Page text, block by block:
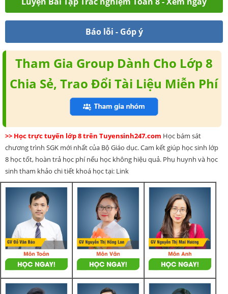
Báo lỗi - Góp ý
Tham Gia Group Dành Cho Lớp 8
Chia Sẻ, Trao Đổi Tài Liệu Miễn Phí
>> Học trực tuyến lớp 8 trên Tuyensinh247.com Học bám sát
chương trình SGK mới nhất của Bộ Giáo dục. Cam kết giúp học sinh lớp
8 học tốt, hoàn trả học phí nếu học không hiệu quả. Phụ huynh và học
sinh tham khảo chi tiết khoá học tại: Link